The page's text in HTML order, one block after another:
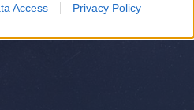
Access Privacy Policy